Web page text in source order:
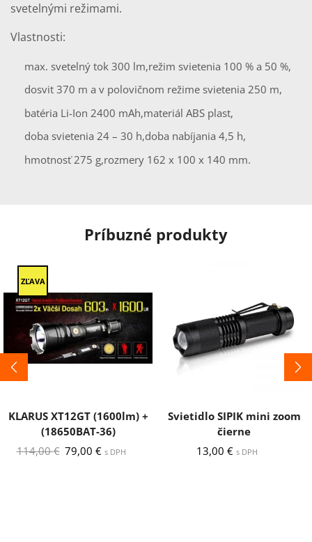
svetelnými režimami.
Vlastnosti:
max. svetelný tok 300 lm,režim svietenia 100 % a 50 %,
dosvit 370 m a v polovičnom režime svietenia 250 m,
batéria Li-Ion 2400 mAh,materiál ABS plast,
doba svietenia 24 – 30 h,doba nabíjania 4,5 h,
hmotnosť 275 g,rozmery 162 x 100 x 140 mm.
Príbuzné produkty
ZĽAVA
KLARUS XT12GT (1600lm) +
(18650BAT-36)
114,00€ Pôvodná
79,00 €Aktuálna
s DPH
Svietidlo SIPIK mini zoom
čierne
13,00 € s DPH